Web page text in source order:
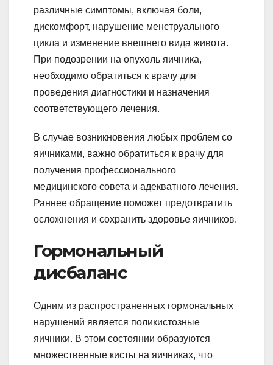
различные симптомы, включая боли,
дискомфорт, нарушение менструального
цикла и изменение внешнего вида живота.
При подозрении на опухоль яичника,
необходимо обратиться к врачу для
проведения диагностики и назначения
соответствующего лечения.
В случае возникновения любых проблем со
яичниками, важно обратиться к врачу для
получения профессионального
медицинского совета и адекватного лечения.
Раннее обращение поможет предотвратить
осложнения и сохранить здоровье яичников.
Гормональный
дисбаланс
Одним из распространенных гормональных
нарушений является поликистозные
яичники. В этом состоянии образуются
множественные кисты на яичниках, что